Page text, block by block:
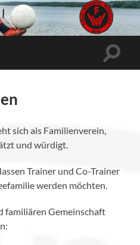
sich als Familienverein,
und würdigt.
Trainer und Co-Trainer
werden möchten.
familiären Gemeinschaft